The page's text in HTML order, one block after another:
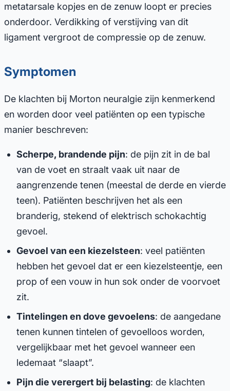
metatarsale kopjes en de zenuw loopt er precies
onderdoor. Verdikking of verstijving van dit
ligament vergroot de compressie op de zenuw.
Symptomen
De klachten bij Morton neuralgie zijn kenmerkend
en worden door veel patiënten op een typische
manier beschreven:
Scherpe, brandende pijn: de pijn zit in de bal
van de voet en straalt vaak uit naar de
aangrenzende tenen (meestal de derde en vierde
teen). Patiënten beschrijven het als een
branderig, stekend of elektrisch schokachtig
gevoel.
Gevoel van een kiezelsteen: veel patiënten
hebben het gevoel dat er een kiezelsteentje, een
prop of een vouw in hun sok onder de voorvoet
zit.
Tintelingen en dove gevoelens: de aangedane
tenen kunnen tintelen of gevoelloos worden,
vergelijkbaar met het gevoel wanneer een
ledemaat “slaapt”.
Pijn die verergert bij belasting: de klachten